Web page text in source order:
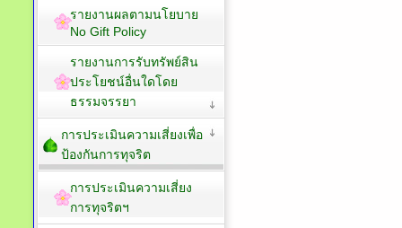
รายงานผลตามนโยบาย
No Gift Policy
รายงานการรับทรัพย์สิน
ประโยชน์อื่นใดโดย
ธรรมจรรยา
การประเมินความเสี่ยงเพื่อ
ป้องกันการทุจริต
การประเมินความเสี่ยง
การทุจริตฯ